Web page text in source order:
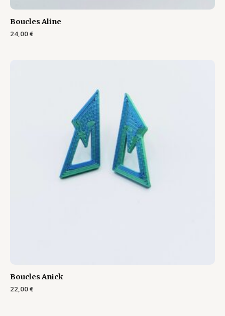
Boucles Aline
24,00€
Boucles Anick
22,00€